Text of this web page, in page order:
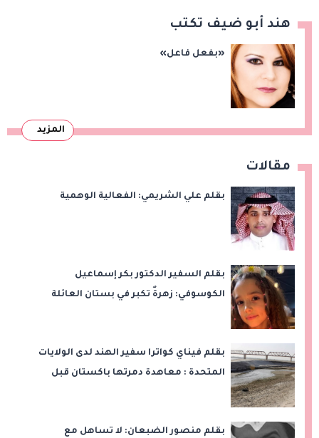
هند أبو ضيف تكتب
«بفعل فاعل»
المزيد
مقالات
بقلم علي الشريمي: الفعالية الوهمية
بقلم السفير الدكتور بكر إسماعيل
الكوسوفي: زهرةٌ تكبر في بستان العائلة
بقلم فيناي كواترا سفير الهند لدى الولايات
المتحدة : معاهدة دمرتها باكستان قبل
بقلم منصور الضبعان: لا تساهل مع